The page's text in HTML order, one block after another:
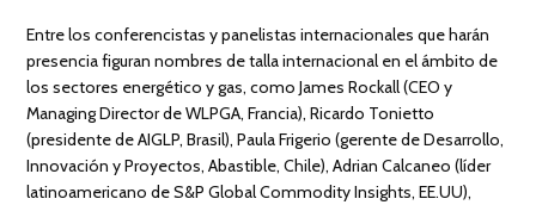
Entre los conferencistas y panelistas internacionales que harán
presencia figuran nombres de talla internacional en el ámbito de
los sectores energético y gas, como James Rockall (CEO y
Managing Director de WLPGA, Francia), Ricardo Tonietto
(presidente de AIGLP, Brasil), Paula Frigerio (gerente de Desarrollo,
Innovación y Proyectos, Abastible, Chile), Adrian Calcaneo (líder
latinoamericano de S&P Global Commodity Insights, EE.UU),